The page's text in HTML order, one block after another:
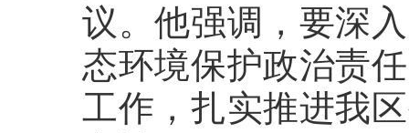
议。他强调，要深
态环境保护政治责
工作，扎实推进我